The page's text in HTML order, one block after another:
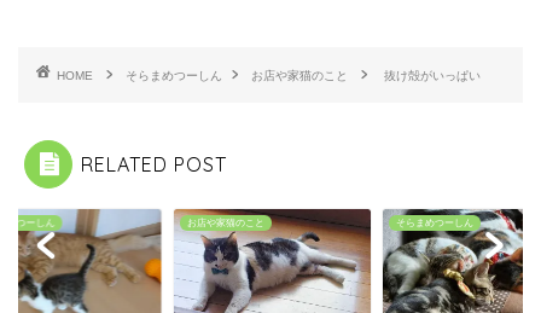
HOME そらまめつーしん お店や家猫のこと 抜け殻がいっぱい
RELATED POST
めつーしん お店や家猫のこと そらまめつーしん